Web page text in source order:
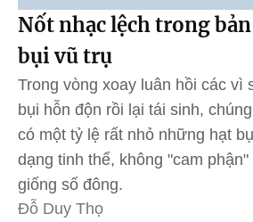
Nốt nhạc lệch trong
bụi vũ trụ
Trong vòng xoay luân hồi các vì
bụi hỗn độn rồi lại tái sinh,
có một tỷ lệ rất nhỏ những hạt
dạng tinh thể, không "cam
giống số đông.
Đỗ Duy Thọ